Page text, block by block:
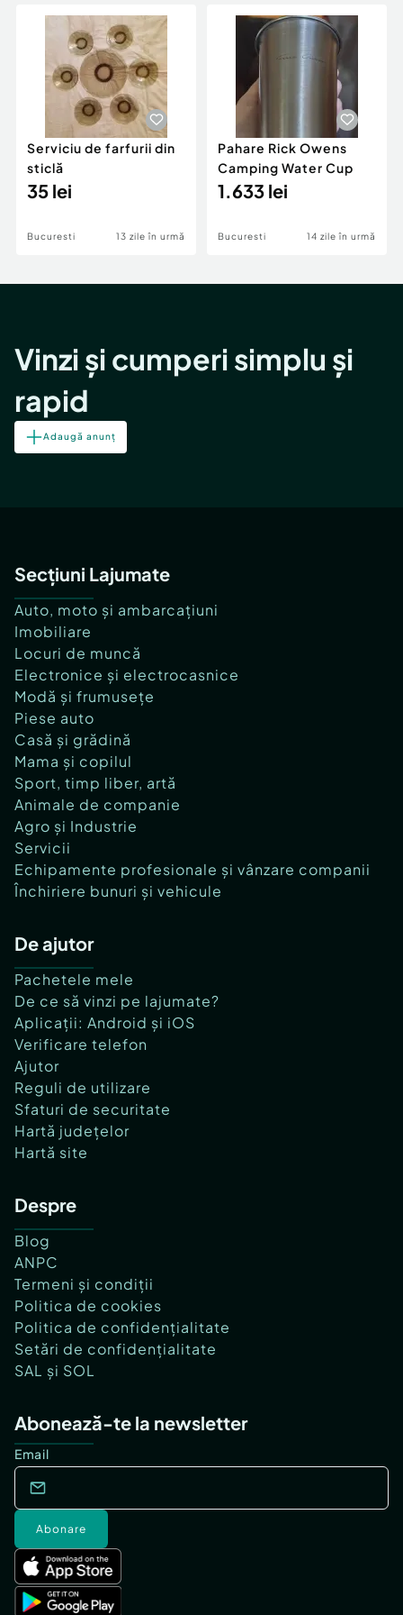
Animale de companie
Afaceri și echipamente profesionale
Inchiriere Bunuri si Vehicule
Utilaje agricole si industriale
Piese auto si accesorii
Dacia Duster
Serviciu de farfurii din
sticlă
35 lei
Bucuresti 13 zile în urmă
Pahare Rick Owens
Camping Water Cup
1.633 lei
Bucuresti 14 zile în urmă
Vinzi și cumperi simplu și
rapid
Adaugă anunț
Secțiuni Lajumate
Auto, moto și ambarcațiuni
Imobiliare
Locuri de muncă
Electronice și electrocasnice
Modă și frumusețe
Piese auto
Casă și grădină
Mama și copilul
Sport, timp liber, artă
Animale de companie
Agro și Industrie
Servicii
Echipamente profesionale și vânzare companii
Închiriere bunuri și vehicule
De ajutor
Pachetele mele
De ce să vinzi pe lajumate?
Aplicații: Android și iOS
Verificare telefon
Ajutor
Reguli de utilizare
Sfaturi de securitate
Hartă județelor
Hartă site
Despre
Blog
ANPC
Termeni și condiții
Politica de cookies
Politica de confidențialitate
Setări de confidențialitate
SAL și SOL
Abonează-te la newsletter
Email
Abonare